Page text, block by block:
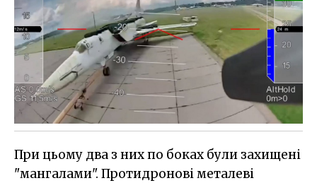
При цьому два з них по боках були захищені
"мангалами". Протидронові металеві